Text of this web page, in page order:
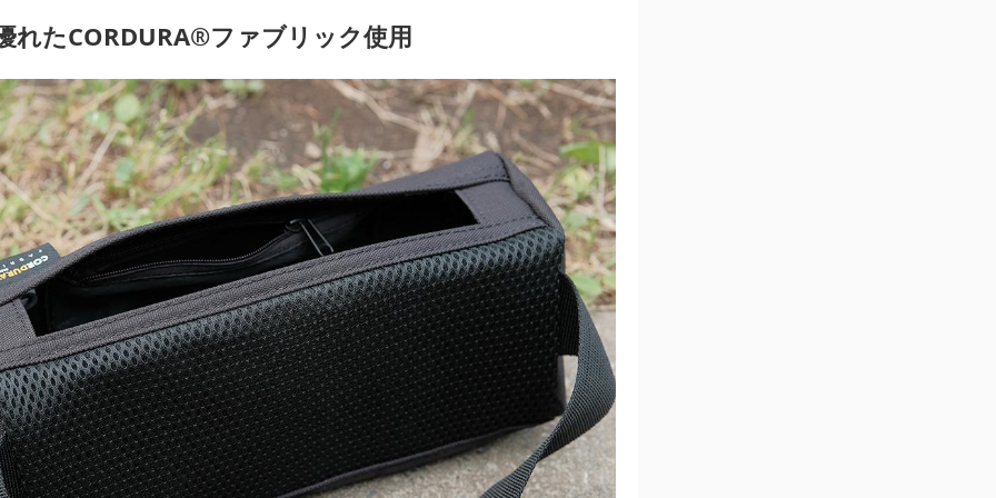
れたCORDURA®ファブリック使用